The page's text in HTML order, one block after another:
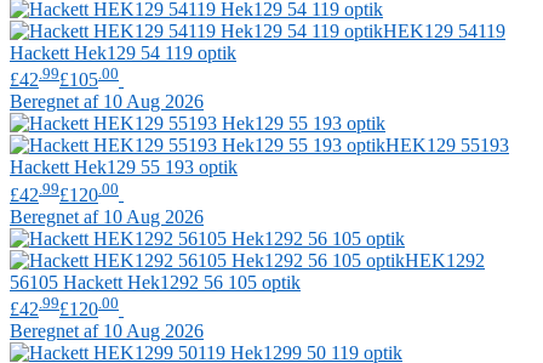
HEK129 54119
Hackett Hek129 54 119 optik
£42.99£105.00
Beregnet af 10 Aug 2026
HEK129 55193
HackettHek129 55 193 optik
£42 .99£120 .00
Beregnet af 10 Aug 2026
HEK1292
56105 Hackett Hek1292 56 105 optik
£42 .99£120 .00
Beregnet af 10 Aug 2026